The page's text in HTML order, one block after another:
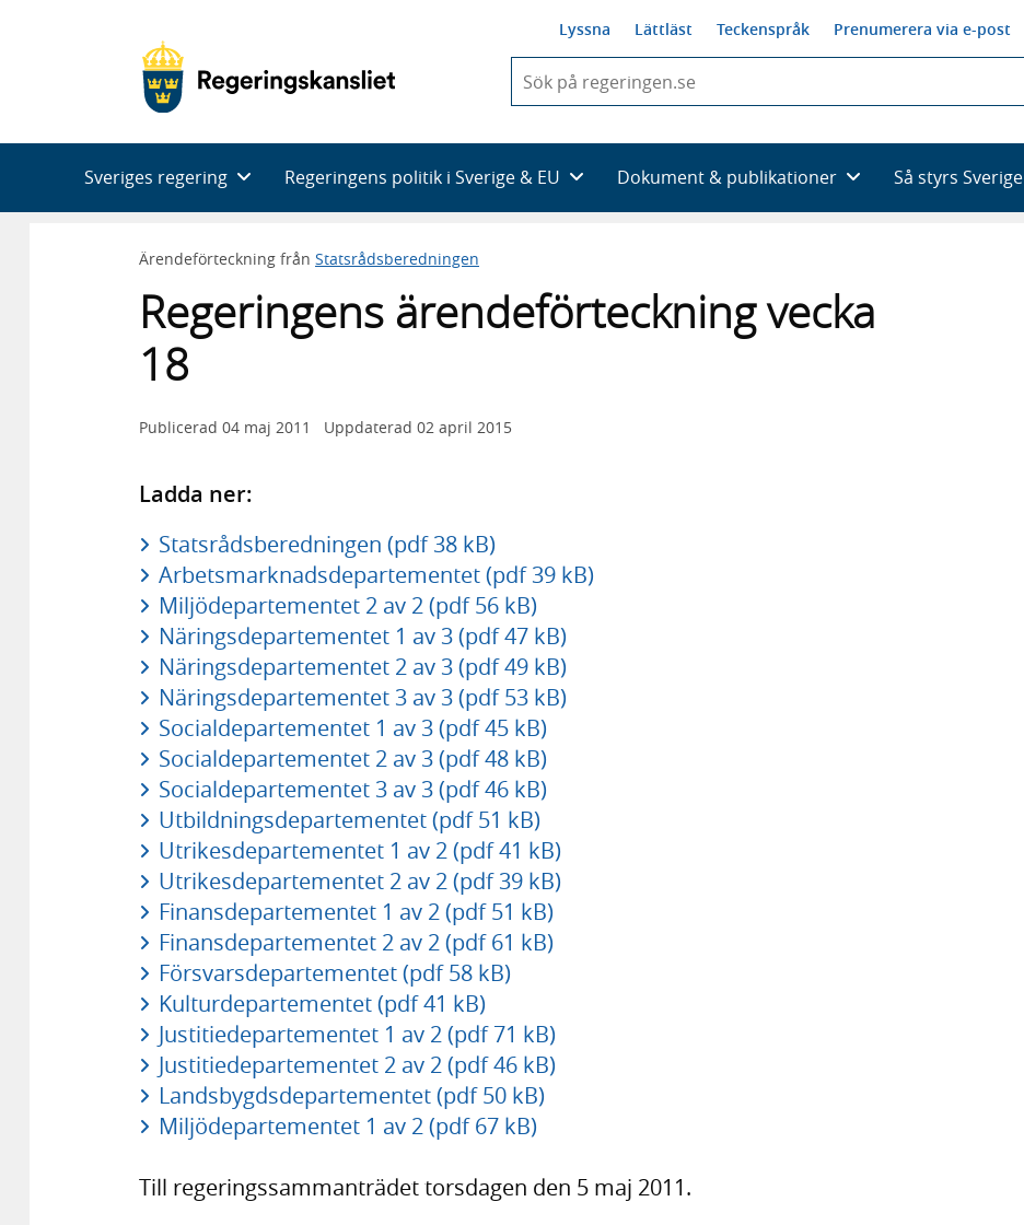
Lyssna Lättläst Teckenspråk Prenumerera via e-post
du
skriva
framträder
en
Sveriges regering Regeringens politik i Sverige & EU Dokument & publikationer Så styrs Sverige
Ärendeförteckning från Statsrådsberedningen
Regeringens ärendeförteckning vecka
18
Publicerad 04 maj 2011 Uppdaterad 02 april 2015
Ladda ner:
Statsrådsberedningen (pdf 38 kB)
Arbetsmarknadsdepartementet (pdf 39 kB)
Miljödepartementet 2 av 2 (pdf 56 kB)
Näringsdepartementet 1 av 3 (pdf 47 kB)
Näringsdepartementet 2 av 3 (pdf 49 kB)
Näringsdepartementet 3 av 3 (pdf 53 kB)
Socialdepartementet 1 av 3 (pdf 45 kB)
Socialdepartementet 2 av 3 (pdf 48 kB)
Socialdepartementet 3 av 3 (pdf 46 kB)
Utbildningsdepartementet (pdf 51 kB)
Utrikesdepartementet 1 av 2 (pdf 41 kB)
Utrikesdepartementet 2 av 2 (pdf 39 kB)
Finansdepartementet 1 av 2 (pdf 51 kB)
Finansdepartementet 2 av 2 (pdf 61 kB)
Försvarsdepartementet (pdf 58 kB)
Kulturdepartementet (pdf 41 kB)
Justitiedepartementet 1 av 2 (pdf 71 kB)
Justitiedepartementet 2 av 2 (pdf 46 kB)
Landsbygdsdepartementet (pdf 50 kB)
Miljödepartementet 1 av 2 (pdf 67 kB)
Till regeringssammanträdet torsdagen den 5 maj 2011.